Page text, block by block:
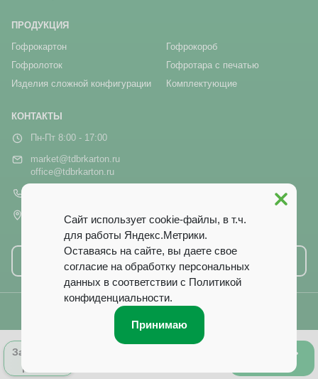
ПРОДУКЦИЯ
Гофрокартон
Гофрокороб
Гофролоток
Гофротара с печатью
Изделия сложной конфигурации
Комплектующие
КОНТАКТЫ
Пн-Пт 8:00 - 17:00
market@tdbrkarton.ru
office@tdbrkarton.ru
г. Брянск, рп Белые Берега,
ул. Белобережская, 1А
Написать нам
© 2014–2026 ООО ТД «Брянский Картон». Все права защищены.
Запросить
расчёт
Оформить
Сайт использует cookie-файлы, в т.ч.
для работы Яндекс.Метрики.
Оставаясь на сайте, вы даете свое
согласие на обработку персональных
данных в соответствии с Политикой
конфиденциальности.
Принимаю